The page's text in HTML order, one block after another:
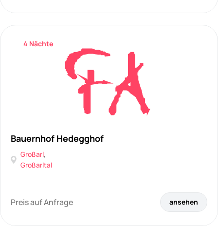
4 Nächte
Bauernhof Hedegghof
Großarl,
Großarltal
Preis auf Anfrage ansehen